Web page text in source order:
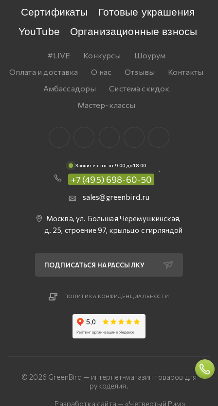
Сертификаты
Готовые украшения
YouTube
Организационные взносы
#LIVE Конкурсы
Шоурум
Оплата и доставка
О нас Отзывы
Контакты
Амбассадоры
Система скидок
Мастер-классы
Звоните: c пн-пт 9:00 до 18:00
+7 (495) 698-60-50
sales@greenbird.ru
Москва, ул. Большая Черемушкинская,
д. 25, строение 97, крыльцо с гирляндой
ПОДПИСАТЬСЯ НА РАССЫЛКУ
ПОЛИТИКА КОНФИДЕНЦИАЛЬНОСТИ
© 2026 GreenBird — интернет-магазин товаров для
рукоделия.
Разработка сайта — «Четвертый Рим»